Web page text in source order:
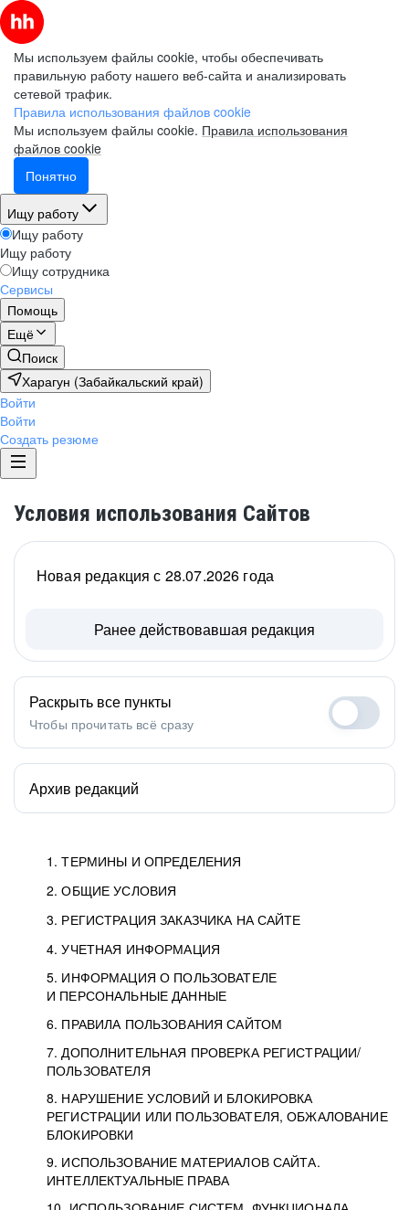
Мы используем файлы cookie, чтобы обеспечивать
правильную работу нашего веб-сайта и анализировать
сетевой трафик.
Правила использования файлов cookie
Мы используем файлы cookie. Правила использования
файлов cookie
Понятно
Ищу работу
Ищу работу
Ищу работу
Ищу сотрудника
Сервисы
Помощь
Ещё
Поиск
Харагун (Забайкальский край)
Войти
Войти
Создать резюме
Условия использования Сайтов
1. ТЕРМИНЫ И ОПРЕДЕЛЕНИЯ
2. ОБЩИЕ УСЛОВИЯ
3. РЕГИСТРАЦИЯ ЗАКАЗЧИКА НА САЙТЕ
4. УЧЕТНАЯ ИНФОРМАЦИЯ
5. ИНФОРМАЦИЯ О ПОЛЬЗОВАТЕЛЕ
И ПЕРСОНАЛЬНЫЕ ДАННЫЕ
6. ПРАВИЛА ПОЛЬЗОВАНИЯ САЙТОМ
7. ДОПОЛНИТЕЛЬНАЯ ПРОВЕРКА РЕГИСТРАЦИИ/
ПОЛЬЗОВАТЕЛЯ
8. НАРУШЕНИЕ УСЛОВИЙ И БЛОКИРОВКА
РЕГИСТРАЦИИ ИЛИ ПОЛЬЗОВАТЕЛЯ, ОБЖАЛОВАНИЕ
БЛОКИРОВКИ
9. ИСПОЛЬЗОВАНИЕ МАТЕРИАЛОВ САЙТА.
ИНТЕЛЛЕКТУАЛЬНЫЕ ПРАВА
Новая редакция с 28.07.2026 года
Ранее действовавшая редакция
Раскрыть все пункты
Чтобы прочитать всё сразу
Архив редакций